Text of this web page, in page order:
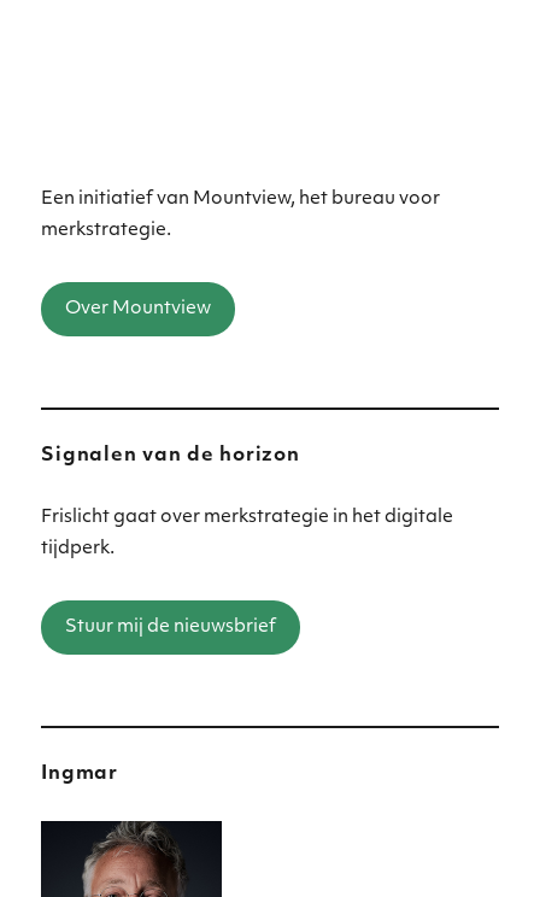
Een initiatief van Mountview, het bureau voor
merkstrategie.
Over Mountview
Signalen van de horizon
Frislicht gaat over merkstrategie in het digitale
tijdperk.
Stuur mij de nieuwsbrief
Ingmar